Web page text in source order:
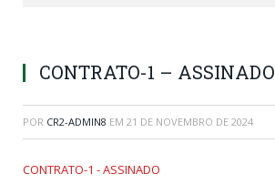
CONTRATO-1 – ASSINADO
POR CR2-ADMIN8 EM 21 DE NOVEMBRO DE 2024
CONTRATO-1 - ASSINADO